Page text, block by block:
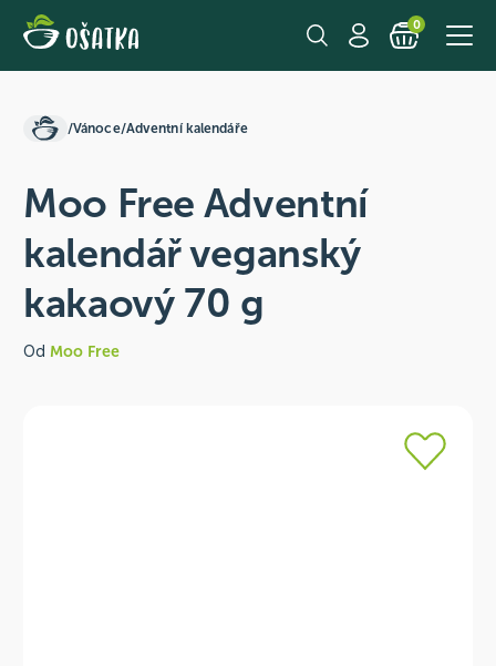
0
/Vánoce/Adventní kalendáře
Moo Free Adventní
kalendář veganský
kakaový 70 g
Od Moo Free